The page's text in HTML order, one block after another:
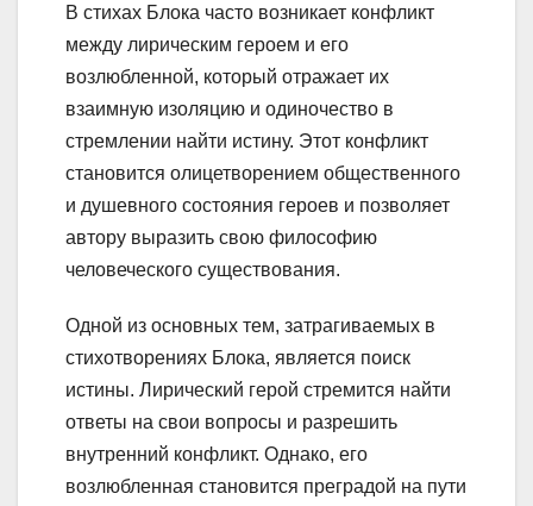
В стихах Блока часто возникает конфликт
между лирическим героем и его
возлюбленной, который отражает их
взаимную изоляцию и одиночество в
стремлении найти истину. Этот конфликт
становится олицетворением общественного
и душевного состояния героев и позволяет
автору выразить свою философию
человеческого существования.
Одной из основных тем, затрагиваемых в
стихотворениях Блока, является поиск
истины. Лирический герой стремится найти
ответы на свои вопросы и разрешить
внутренний конфликт. Однако, его
возлюбленная становится преградой на пути